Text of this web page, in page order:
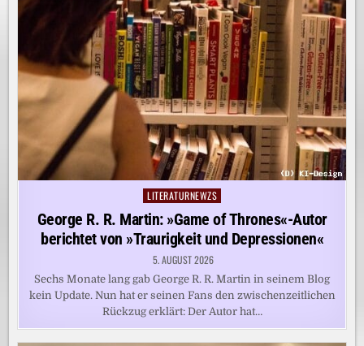
Posted
in
LITERATURNEWZS
George R. R. Martin: »Game of Thrones«-Autor
berichtet von »Traurigkeit und Depressionen«
5. AUGUST 2026
Sechs Monate lang gab George R. R. Martin in seinem Blog
kein Update. Nun hat er seinen Fans den zwischenzeitlichen
Rückzug erklärt: Der Autor hat…